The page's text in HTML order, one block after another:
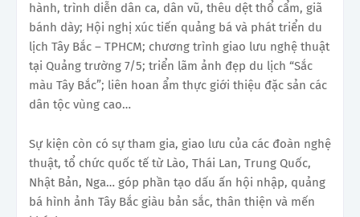
hành, trình diễn dân ca, dân vũ, thêu dệt thổ cẩm, giã
bánh dày; Hội nghị xúc tiến quảng bá và phát triển du
lịch Tây Bắc – TPHCM; chương trình giao lưu nghệ thuật
tại Quảng trường 7/5; triển lãm ảnh đẹp du lịch “Sắc
màu Tây Bắc”; liên hoan ẩm thực giới thiệu đặc sản các
dân tộc vùng cao…
Sự kiện còn có sự tham gia, giao lưu của các đoàn nghệ
thuật, tổ chức quốc tế từ Lào, Thái Lan, Trung Quốc,
Nhật Bản, Nga… góp phần tạo dấu ấn hội nhập, quảng
bá hình ảnh Tây Bắc giàu bản sắc, thân thiện và mến